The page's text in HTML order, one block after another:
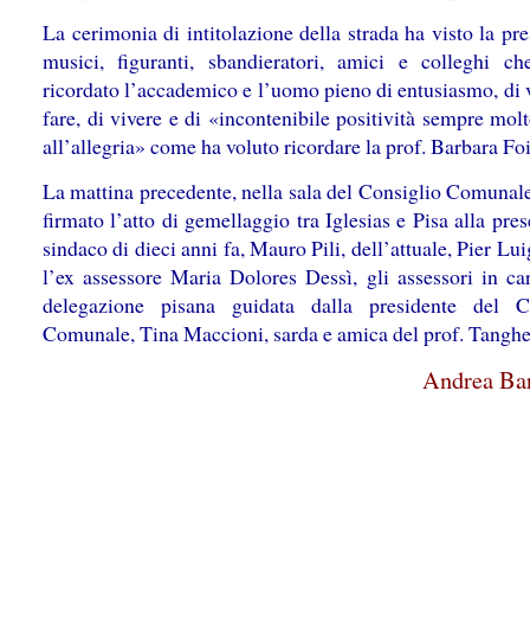
La cerimonia di intitolazione della strada ha visto la
musici, figuranti, sbandieratori, amici e colleghi
ricordato l’accademico e l’uomo pieno di entusiasmo, di
fare, di vivere e di «incontenibile positività sempre
all’allegria» come ha voluto ricordare la prof. Barbara
La mattina precedente, nella sala del Consiglio
firmato l’atto di gemellaggio tra Iglesias e Pisa alla
sindaco di dieci anni fa, Mauro Pili, dell’attuale, Pier
l’ex assessore Maria Dolores Dessì, gli assessori in
delegazione pisana guidata dalla presidente del
Comunale, Tina Maccioni, sarda e amica del prof.
Andrea